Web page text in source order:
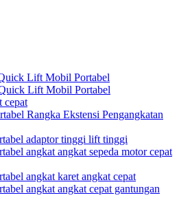
Lift Mobil Portabel
Lift Mobil Portabel
cepat
Rangka Ekstensi Pengangkatan
adaptor tinggi lift tinggi
angkat angkat sepeda motor cepat
angkat karet angkat cepat
angkat angkat cepat gantungan